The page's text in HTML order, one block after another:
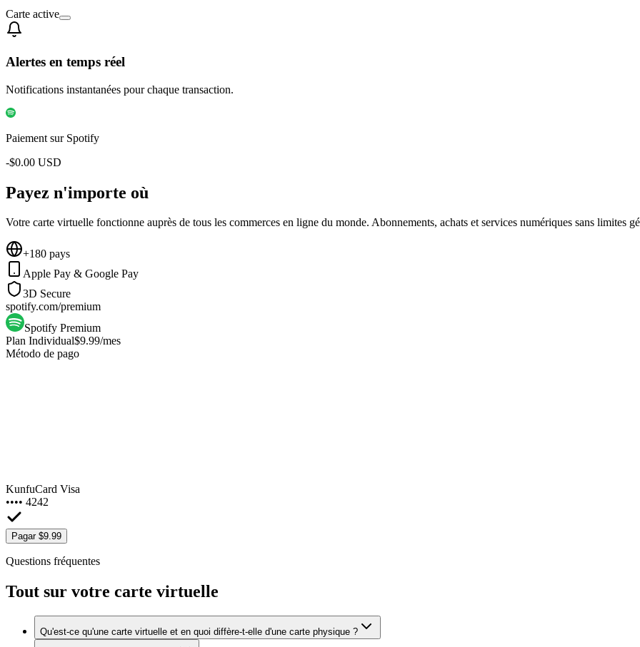
Carte active
Alertes en temps réel
Notifications instantanées pour chaque transaction.
Paiement sur Spotify
-$0.00 USD
Payez n'importe où
Votre carte virtuelle fonctionne auprès de tous les commerces en ligne du monde. Abonnements, achats et services numériques sans limites
+180 pays
Apple Pay & Google Pay
3D Secure
spotify.com/premium
Spotify Premium
Plan Individual$9.99/mes
Método de pago
KunfuCard Visa
•••• 4242
Pagar $9.99
Questions fréquentes
Tout sur votre carte virtuelle
Qu'est-ce qu'une carte virtuelle et en quoi diffère-t-elle d'une carte physique ?